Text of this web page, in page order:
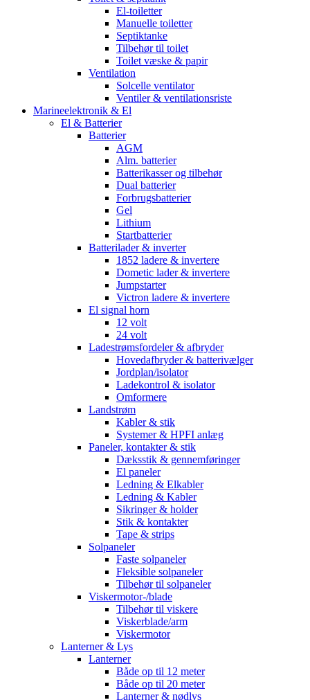
El-toiletter
Manuelle toiletter
Septiktanke
Tilbehør til toilet
Toilet væske & papir
Ventilation
Solcelle ventilator
Ventiler & ventilationsriste
Marineelektronik & El
El & Batterier
Batterier
AGM
Alm. batterier
Batterikasser og tilbehør
Dual batterier
Forbrugsbatterier
Gel
Lithium
Startbatterier
Batterilader & inverter
1852 ladere & invertere
Dometic lader & invertere
Jumpstarter
Victron ladere & invertere
El signal horn
12 volt
24 volt
Ladestrømsfordeler & afbryder
Hovedafbryder & batterivælger
Jordplan/isolator
Ladekontrol & isolator
Omformere
Landstrøm
Kabler & stik
Systemer & HPFI anlæg
Paneler, kontakter & stik
Dæksstik & gennemføringer
El paneler
Ledning & Elkabler
Ledning & Kabler
Sikringer & holder
Stik & kontakter
Tape & strips
Solpaneler
Faste solpaneler
Fleksible solpaneler
Tilbehør til solpaneler
Viskermotor-/blade
Tilbehør til viskere
Viskerblade/arm
Viskermotor
Lanterner & Lys
Lanterner
Både op til 12 meter
Både op til 20 meter
Lanterner & nødlys